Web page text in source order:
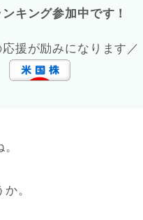
キング参加中です！
援が励みになります／
。